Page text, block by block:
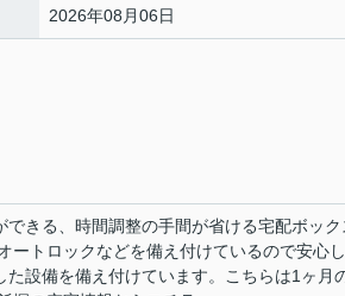
2026年08月06日
きる、時間調整の手間が省ける宅配ボック
ートロックなどを備え付けているので安心
設備を備え付けています。こちらは1ヶ月